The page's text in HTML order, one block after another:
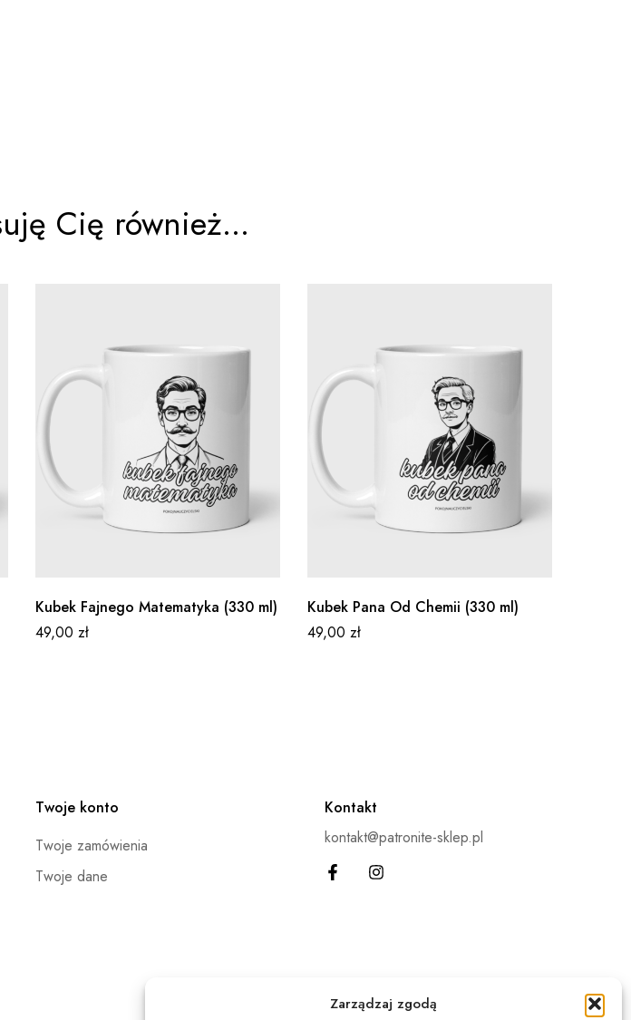
Zarządzaj zgodą
Cię również...
Kubek Fajnego Matematyka (330 ml)
49,00 zł
Kubek Pana Od Chemii (330 ml)
49,00 zł
Twoje konto
Twoje zamówienia
Twoje dane
Kontakt
kontakt@patronite-sklep.pl